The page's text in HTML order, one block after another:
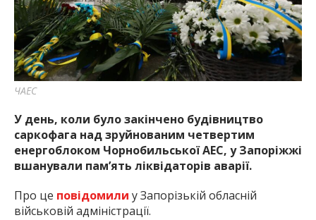
найважливішу інформацію про події
міста Запоріжжя та області.
ЧАЕС
У день, коли було закінчено будівництво
саркофага над зруйнованим четвертим
енергоблоком Чорнобильської АЕС, у Запоріжжі
вшанували памʼять ліквідаторів аварії.
Про це повідомили у Запорізькій обласній
військовій адміністрації.